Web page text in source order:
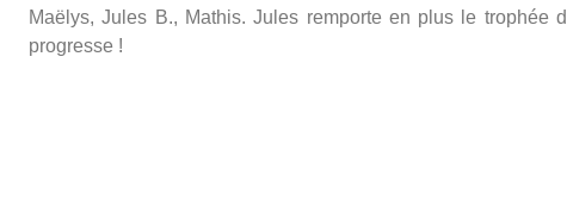
Maëlys, Jules B., Mathis. Jules remporte en plus le trophée
progresse !